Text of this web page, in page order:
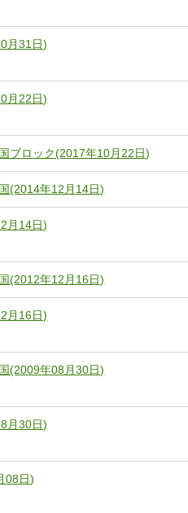
月31日)
月22日)
ブロック(2017年10月22日)
(2014年12月14日)
月14日)
(2012年12月16日)
月16日)
(2009年08月30日)
月30日)
08日)